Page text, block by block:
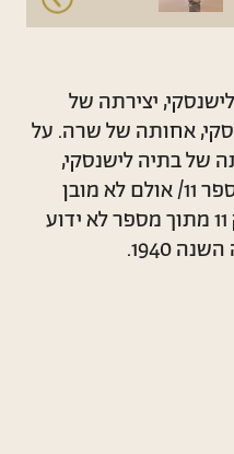
יצירתה של
אחותה של שרה. על
של בתיה לישנסקי,
ומה שנראה כמספר מתוך מספר 11/ אולם לא מובן
מתוך כמה, כלומר זהו העתק 11 מתוך מספר לא ידוע
1940.
ידוע באיזה סוג של
נוסף"כאן בכרטיס)